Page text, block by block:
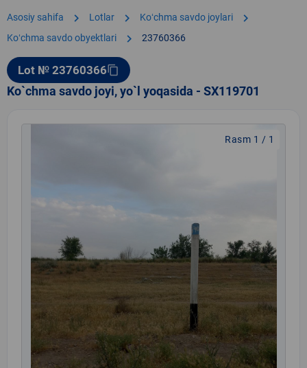
Asosiy sahifa chevron_right Lotlar chevron_right Koʻchma savdo joylari chevron_right
Koʻchma savdo obyektlari chevron_right 23760366
Lot № 23760366content_copy
Ko`chma savdo joyi, yo`l yoqasida - SX119701
Rasm 1 / 1